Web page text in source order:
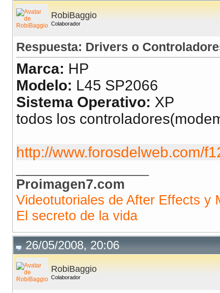
RobiBaggio
Colaborador
Respuesta: Drivers o
Marca: HP
Modelo: L45 SP2066
Sistema Operativo: XP
todos los
http://www.forosdelweb.com/
Proimagen7.com
Videotutoriales de After Effects y
El secreto de la vida
26/05/2008, 20:06
RobiBaggio
Colaborador